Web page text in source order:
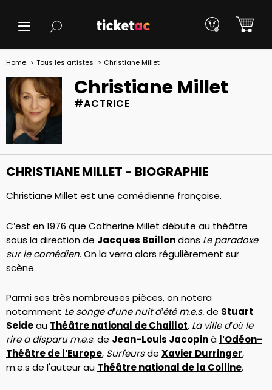
Home Tous les artistes Christiane Millet
Christiane Millet
#ACTRICE
CHRISTIANE MILLET - BIOGRAPHIE
Christiane Millet est une comédienne française.
C’est en 1976 que Catherine Millet débute au théâtre
sous la direction de Jacques Baillondans Le paradoxe
sur le comédien. On la verra alors régulièrement sur
scène.
Parmi ses très nombreuses pièces, on notera
notamment Le songe d’une nuit d’été m.e.s.de Stuart
Seideau Théâtre national de Chaillot, La ville d’où le
rire a disparu m.e.s. de Jean-Louis Jacopinà l’Odéon-
Théâtre de l’Europe, Surfeursde Xavier Durringer,
m.e.s de l'auteur au Théâtre national de la Colline.